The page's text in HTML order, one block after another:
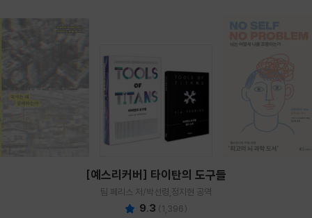
[예스리커버] 타이탄의 도구들
팀 페리스 저/박선령,정지현 공역
9.3 (1,396)